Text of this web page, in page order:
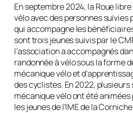
En septembre 2024, la Roue
vélo avec des personnes suivies
qui accompagne les
sont trois jeunes suivis par le
l’association a accompagnés
randonnée à vélo sous la forme
mécanique vélo et
des cyclistes. En 2022, plusieurs
mécanique vélo ont été animées
les jeunes de l’IME de la